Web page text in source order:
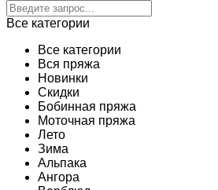
Все категории
Все категории
Вся пряжа
Новинки
Скидки
Бобинная пряжа
Моточная пряжа
Лето
Зима
Альпака
Ангора